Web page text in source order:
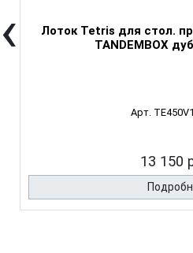
Лоток Tetris для стол.
TANDEMBOX
Арт.
13 150
‹